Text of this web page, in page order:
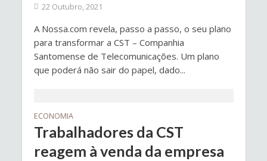
22 Outubro, 2021
A Nossa.com revela, passo a passo, o seu plano
para transformar a CST – Companhia
Santomense de Telecomunicações. Um plano
que poderá não sair do papel, dado...
ECONOMIA
Trabalhadores da CST
reagem à venda da empresa